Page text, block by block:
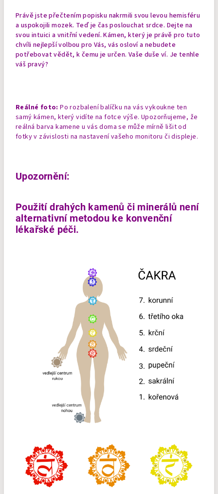
Právě jste přečtením popisku nakrmili svou levou hemisféru
a uspokojili mozek. Teď je čas poslouchat srdce. Dejte na
svou intuici a vnitřní vedení. Kámen, který je právě pro tuto
chvíli nejlepší volbou pro Vás, vás osloví a nebudete
potřebovat vědět, k čemu je určen. Vaše duše ví. Je tenhle
váš pravý?
Reálné foto: Po rozbalení balíčku na vás vykoukne ten
samý kámen, který vidíte na fotce výše. Upozorňujeme, že
reálná barva kamene u vás doma se může mírně lišit od
fotky v závislosti na nastavení vašeho monitoru či displeje.
Upozornění:
Použití drahých kamenů či minerálů není
alternativní metodou ke konvenční
lékařské péči.